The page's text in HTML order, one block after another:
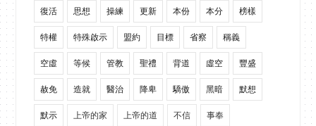
復活 思想 操練 更新 本份 本分 榜樣
特權 特殊啟示 盟約 目標 省察 稱義
空虛 等候 管教 聖禮 背道 虛空 豐盛
赦免 造就 醫治 降卑 驕傲 黑暗 默想
默示 上帝的家 上帝的道 不信 事奉